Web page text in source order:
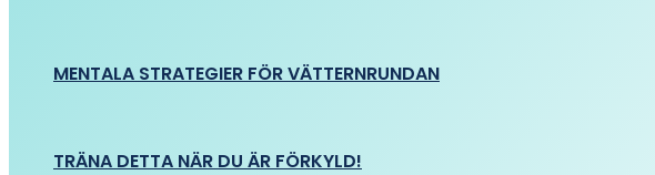
MENTALA STRATEGIER FÖR VÄTTERNRUNDAN
TRÄNA DETTA NÄR DU ÄR FÖRKYLD!